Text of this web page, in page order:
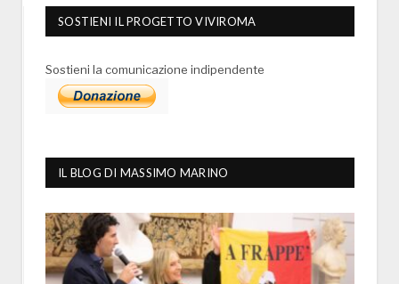
SOSTIENI IL PROGETTO VIVIROMA
Sostieni la comunicazione indipendente
IL BLOG DI MASSIMO MARINO